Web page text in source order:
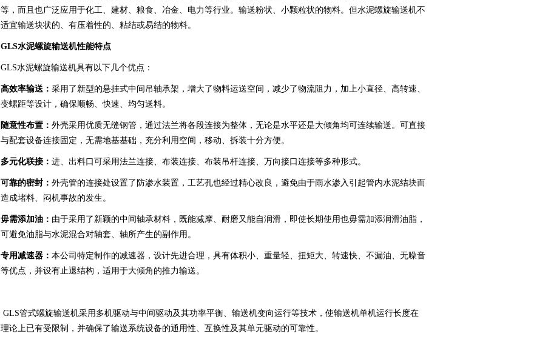
等，而且也广泛应用于化工、建材、粮食、冶金、电力等行业。输送粉状、小颗粒状的物料。但水泥螺旋输送机不
适宜输送块状的、有压着性的、粘结或易结的物料。
GLS水泥螺旋输送机性能特点
GLS水泥螺旋输送机具有以下几个优点：
高效率输送： 采用了新型的悬挂式中间吊轴承架，增大了物料运送空间，减少了物流阻力，加上小直径、高转速、
变螺距等设计，确保顺畅、快速、均匀送料。
随意性布置： 外壳采用优质无缝钢管，通过法兰将各段连接为整体，无论是水平还是大倾角均可连续输送。可直接
与配套设备连接固定，无需地基基础，充分利用空间，移动、拆装十分方便。
多元化联接： 进、出料口可采用法兰连接、布装连接、布装吊杆连接、万向接口连接等多种形式。
可靠的密封： 外壳管的连接处设置了防渗水装置，工艺孔也经过精心改良，避免由于雨水渗入引起管内水泥结块而
造成堵料、闷机事故的发生。
毋需添加油： 由于采用了新颖的中间轴承材料，既能减摩、耐磨又能自润滑，即使长期使用也毋需加添润滑油脂，
可避免油脂与水泥混合对轴套、轴所产生的副作用。
专用减速器： 本公司特定制作的减速器，设计先进合理，具有体积小、重量轻、扭矩大、转速快、不漏油、无噪音
等优点，并设有止退结构，适用于大倾角的推力输送。
GLS管式螺旋输送机采用多机驱动与中间驱动及其功率平衡、输送机变向运行等技术，使输送机单机运行长度在
理论上已有受限制，并确保了输送系统设备的通用性、互换性及其单元驱动的可靠性。